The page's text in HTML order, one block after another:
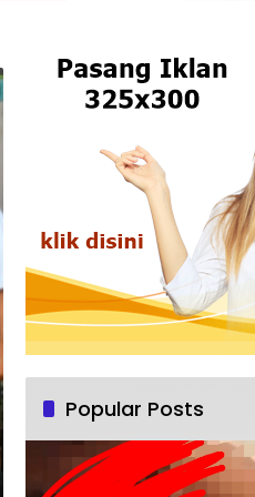
Popular Posts